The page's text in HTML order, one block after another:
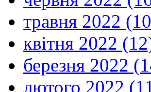
травня 2022
квітня 2022
березня 2022
лютого 2022